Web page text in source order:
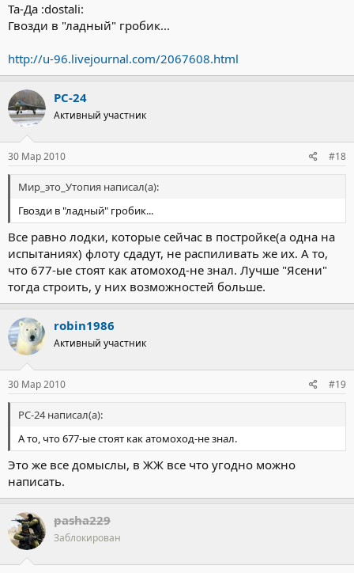
Та-Да :dostali:
Гвозди в "ладный" гробик...
http://u-96.livejournal.com/2067608.html
РС-24
Активный участник
30 Мар 2010 #18
Мир_это_Утопия написал(а):
Гвозди в "ладный" гробик...
Все равно лодки, которые сейчас в постройке(а одна на
испытаниях) флоту сдадут, не распиливать же их. А то,
что 677-ые стоят как атомоход-не знал. Лучше "Ясени"
тогда строить, у них возможностей больше.
robin1986
Активный участник
30 Мар 2010 #19
РС-24 написал(а):
А то, что 677-ые стоят как атомоход-не знал.
Это же все домыслы, в ЖЖ все что угодно можно
написать.
pasha229
Заблокирован